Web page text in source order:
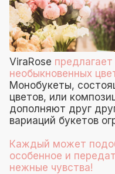
ViraRose
необыкновенных
Монобукеты,
цветов, или
дополняют друг
вариаций букетов
Каждый может
особенное и
нежные чувства!